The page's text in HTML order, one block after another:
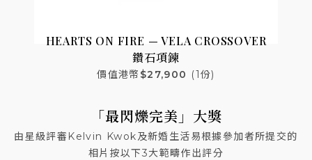
HEARTS ON FIRE — VELA CROSSOVER
鑽石項鍊
價值港幣 $27,900 (1份)
「最閃爍完美」大獎
由星級評審Kelvin Kwok及新婚生活易根據參加者所提交的
相片按以下3大範疇作出評分